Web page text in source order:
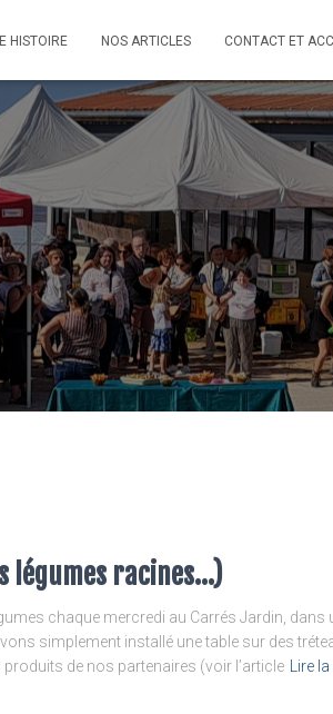
HISTOIRE NOS ARTICLES CONTACT ET
légumes racines…)
chaque mercredi au Carrés Jardin, dans
simplement installé une table sur des
de nos partenaires (voir l’article
Lire